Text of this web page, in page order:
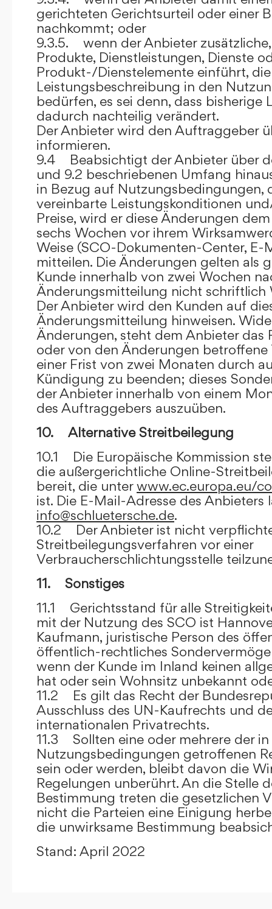
gerichteten Gerichtsurteil oder einer
nachkommt; oder
9.3.5. wenn der Anbieter
Produkte, Dienstleistungen, Dienste
Produkt-/Dienstelemente einführt,
Leistungsbeschreibung in den
bedürfen, es sei denn, dass bisherige
dadurch nachteilig verändert.
Der Anbieter wird den Auftraggeber
informieren.
9.4 Beabsichtigt der Anbieter über
und 9.2 beschriebenen Umfang
in Bezug auf Nutzungsbedingungen,
vereinbarte Leistungskonditionen
Preise, wird er diese Änderungen
sechs Wochen vor ihrem
Weise (SCO-Dokumenten-Center, E-
mitteilen. Die Änderungen gelten als
Kunde innerhalb von zwei Wochen
Änderungsmitteilung nicht schriftlich
Der Anbieter wird den Kunden auf
Änderungsmitteilung hinweisen.
Änderungen, steht dem Anbieter das
oder von den Änderungen betroffene
einer Frist von zwei Monaten durch
Kündigung zu beenden; dieses
der Anbieter innerhalb von einem
des Auftraggebers auszuüben.
10. Alternative Streitbeilegung
10.1 Die Europäische Kommission
die außergerichtliche Online-
bereit, die unterwww.ec.europa.eu/
ist. Die E-Mail-Adresse des Anbieters
info@schluetersche.de.
10.2 Der Anbieter ist nicht
Streitbeilegungsverfahren vor einer
Verbraucherschlichtungsstelle
11. Sonstiges
11.1 Gerichtsstand für alle
mit der Nutzung des SCO ist
Kaufmann, juristische Person des
öffentlich-rechtliches
wenn der Kunde im Inland keinen
hat oder sein Wohnsitz unbekannt
11.2 Es gilt das Recht der
Ausschluss des UN-Kaufrechts und
internationalen Privatrechts.
11.3 Sollten eine oder mehrere der in
Nutzungsbedingungen getroffenen
sein oder werden, bleibt davon die
Regelungen unberührt. An die Stelle
Bestimmung treten die gesetzlichen
nicht die Parteien eine Einigung
die unwirksame Bestimmung
Stand: April 2022